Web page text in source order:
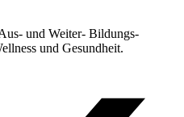
und Weiter- Bildungs-
und Gesundheit.